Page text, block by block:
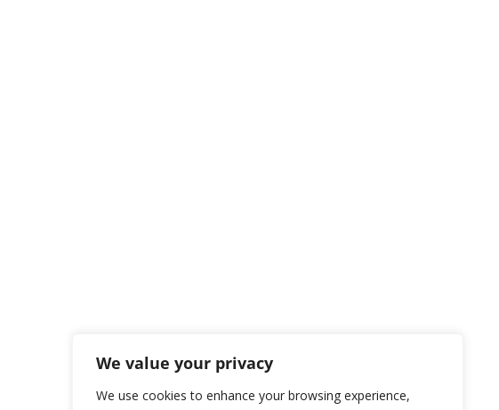
We value your privacy
We use cookies to enhance your browsing experience,